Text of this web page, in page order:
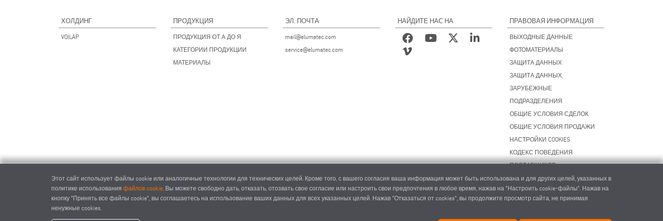
ХОЛДИНГ
VOILÀP
ПРОДУКЦИЯ
ПРОДУКЦИЯ ОТ А ДО Я
КАТЕГОРИИ ПРОДУКЦИИ
МАТЕРИАЛЫ
ЭЛ. ПОЧТА
mail@elumatec.com
service@elumatec.com
НАЙДИТЕ НАС НА ПРАВОВАЯ ИНФОРМАЦИЯ
ВЫХОДНЫЕ ДАННЫЕ
ФОТОМАТЕРИАЛЫ
ЗАЩИТА ДАННЫХ
ЗАЩИТА ДАННЫХ,
ЗАРУБЕЖНЫЕ
ПОДРАЗДЕЛЕНИЯ
ОБЩИЕ УСЛОВИЯ СДЕЛОК
ОБЩИЕ УСЛОВИЯ ПРОДАЖИ
НАСТРОЙКИ COOKIES
КОДЕКС ПОВЕДЕНИЯ
ПОСТАВЩИКОВ
mail@elumatec.com
Этот сайт использует файлы cookie или аналогичные технологии для технических целей. Кроме того, с вашего согласия ваша информация может быть использована и для других целей, указанных в
политике использования файлов cookie . Вы можете свободно дать, отказать, отозвать свое согласие или настроить свои предпочтения в любое время, нажав на "Настроить cookie-файлы". Нажав на
кнопку "Принять все файлы cookie", вы соглашаетесь на использование ваших данных для всех указанных целей. Нажав "Отказаться от cookies", вы продолжите просмотр сайта, не принимая
ненужные cookies.